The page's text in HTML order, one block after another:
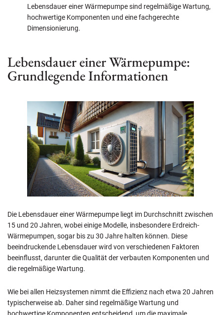
Lebensdauer einer Wärmepumpe sind regelmäßige Wartung,
hochwertige Komponenten und eine fachgerechte
Dimensionierung.
Lebensdauer einer Wärmepumpe:
Grundlegende Informationen
Die Lebensdauer einer Wärmepumpe liegt im Durchschnitt zwischen
15 und 20 Jahren, wobei einige Modelle, insbesondere Erdreich-
Wärmepumpen, sogar bis zu 30 Jahre halten können. Diese
beeindruckende Lebensdauer wird von verschiedenen Faktoren
beeinflusst, darunter die Qualität der verbauten Komponenten und
die regelmäßige Wartung.
Wie bei allen Heizsystemen nimmt die Effizienz nach etwa 20 Jahren
typischerweise ab. Daher sind regelmäßige Wartung und